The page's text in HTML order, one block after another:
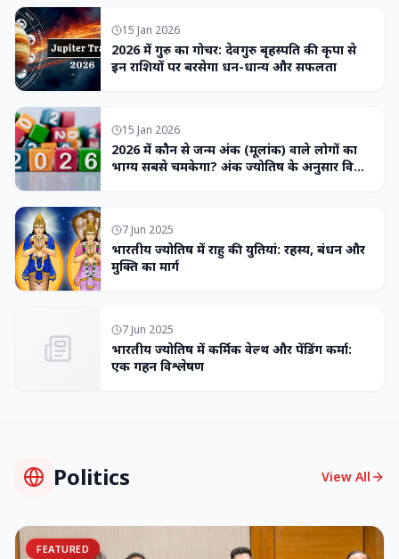
15 Jan 2026
2026 में गुरु का गोचर: देवगुरु बृहस्पति की कृपा से
इन राशियों पर बरसेगा धन-धान्य और सफलता
15 Jan 2026
2026 में कौन से जन्म अंक (मूलांक) वाले लोगों का
भाग्य सबसे चमकेगा? अंक ज्योतिष के अनुसार विशेष
7 Jun 2025
भारतीय ज्योतिष में राहु की युतियां: रहस्य, बंधन और
मुक्ति का मार्ग
7 Jun 2025
भारतीय ज्योतिष में कर्मिक वेल्थ और पेंडिंग कर्मा:
एक गहन विश्लेषण
Politics View All
FEATURED